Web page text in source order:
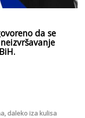
da se
daleko iza kulisa